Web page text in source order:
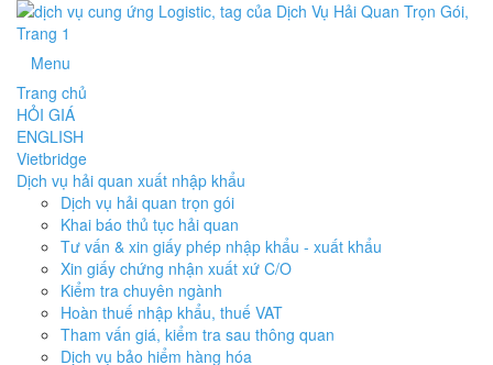
Menu
Trang chủ
HỎI GIÁ
ENGLISH
Vietbridge
Dịch vụ hải quan xuất nhập khẩu
Dịch vụ hải quan trọn gói
Khai báo thủ tục hải quan
Tư vấn & xin giấy phép nhập khẩu - xuất khẩu
Xin giấy chứng nhận xuất xứ C/O
Kiểm tra chuyên ngành
Hoàn thuế nhập khẩu, thuế VAT
Tham vấn giá, kiểm tra sau thông quan
Dịch vụ bảo hiểm hàng hóa